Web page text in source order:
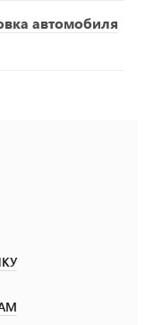
автомобиля